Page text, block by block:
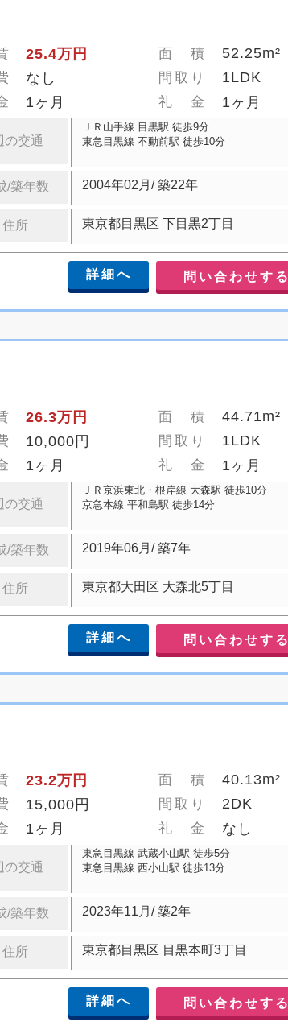
25.4万円 面 積 52.25m²
なし 間取り 1LDK
1ヶ月 礼 金 1ヶ月
の交通
ＪＲ山手線 目黒駅 徒歩9分
東急目黒線 不動前駅 徒歩10分
/築年数 2004年02月/ 築22年
住所 東京都目黒区 下目黒2丁目
詳細へ 問い合わせする
26.3万円 面 積 44.71m²
10,000円 間取り 1LDK
1ヶ月 礼 金 1ヶ月
の交通
ＪＲ京浜東北・根岸線 大森駅 徒歩10分
京急本線 平和島駅 徒歩14分
/築年数 2019年06月/ 築7年
住所 東京都大田区 大森北5丁目
詳細へ 問い合わせする
23.2万円 面 積 40.13m²
15,000円 間取り 2DK
1ヶ月 礼 金 なし
の交通
東急目黒線 武蔵小山駅 徒歩5分
東急目黒線 西小山駅 徒歩13分
/築年数 2023年11月/ 築2年
住所 東京都目黒区 目黒本町3丁目
詳細へ 問い合わせする